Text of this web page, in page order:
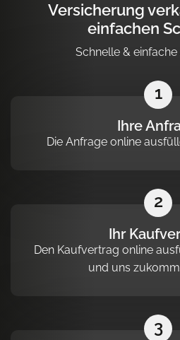
Versicherung
einfachen
Schnelle &
1
Ihre
Die Anfrage online
2
Ihr
Den Kaufvertrag online
und uns
3